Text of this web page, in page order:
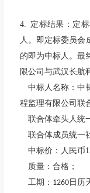
4. 定标结果：定
人。即定标委员会
的即为中标人。最
限公司与武汉长航
中标人名称：中
程监理有限公司联
联合体牵头人统
联合体成员统一
中标价：人民币
质量：合格；
工期： 1260日历